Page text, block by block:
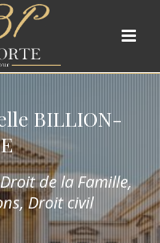
BILLION-
de la Famille,
Droit civil